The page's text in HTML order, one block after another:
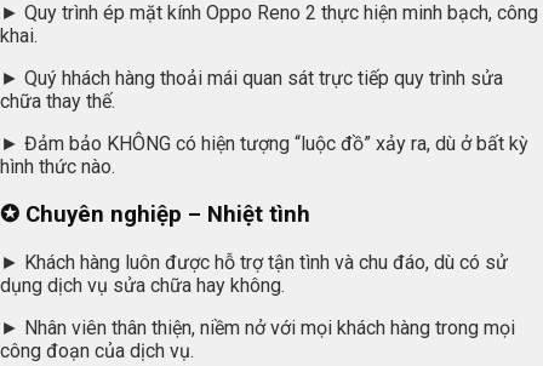
► Quy trình ép mặt kính Oppo Reno 2 thực hiện minh bạch, công
khai.
► Quý hhách hàng thoải mái quan sát trực tiếp quy trình sửa
chữa thay thế.
► Đảm bảo KHÔNG có hiện tượng “luộc đồ” xảy ra, dù ở bất kỳ
hình thức nào.
✪ Chuyên nghiệp – Nhiệt tình
► Khách hàng luôn được hỗ trợ tận tình và chu đáo, dù có sử
dụng dịch vụ sửa chữa hay không.
► Nhân viên thân thiện, niềm nở với mọi khách hàng trong mọi
công đoạn của dịch vụ.